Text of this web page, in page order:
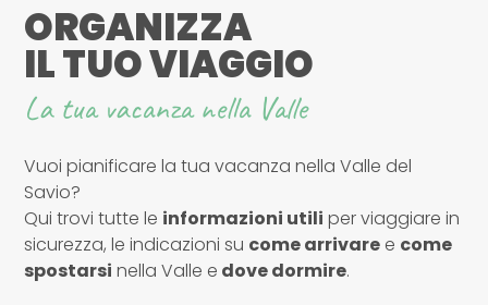
ORGANIZZA
IL TUO VIAGGIO
La tua vacanza nella Valle
Vuoi pianificare la tua vacanza nella Valle del
Savio?
Qui trovi tutte le informazioni utili per viaggiare in
sicurezza, le indicazioni su come arrivare e come
spostarsi nella Valle e dove dormire.